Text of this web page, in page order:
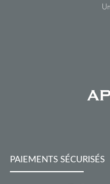
PAIEMENTS SÉCURISÉS